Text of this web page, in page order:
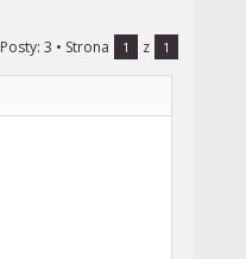
Posty: 3 • Strona 1 z 1